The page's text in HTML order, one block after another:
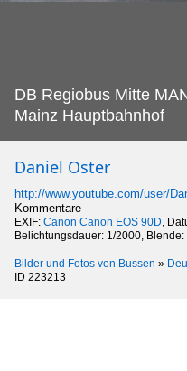
DB Regiobus Mitte
Mainz Hauptbahnhof
Daniel Oster
http://www.youtube.com/user/
Kommentare
EXIF: Canon Canon EOS 90D,
Belichtungsdauer: 1/2000,
Bilder und Fotos von Bussen »
ID 223213